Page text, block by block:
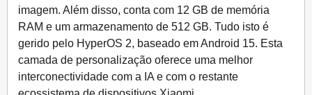
imagem. Além disso, conta com 12 GB de memória
RAM e um armazenamento de 512 GB. Tudo isto é
gerido pelo HyperOS 2, baseado em Android 15. Esta
camada de personalização oferece uma melhor
interconectividade com a IA e com o restante